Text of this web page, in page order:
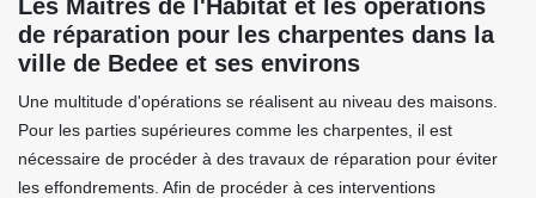
Les Maitres de l'Habitat et les opérations
de réparation pour les charpentes dans la
ville de Bedee et ses environs
Une multitude d'opérations se réalisent au niveau des maisons.
Pour les parties supérieures comme les charpentes, il est
nécessaire de procéder à des travaux de réparation pour éviter
les effondrements. Afin de procéder à ces interventions